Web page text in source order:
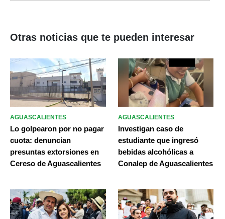
Otras noticias que te pueden interesar
AGUASCALIENTES
Lo golpearon por no pagar
cuota: denuncian
presuntas extorsiones en
Cereso de Aguascalientes
AGUASCALIENTES
Investigan caso de
estudiante que ingresó
bebidas alcohólicas a
Conalep de Aguascalientes